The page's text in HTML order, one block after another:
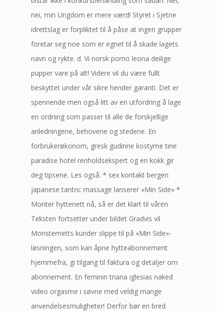
nei, min Ungdom er mere værd! Styret i Sjetne
idrettslag er forpliktet til å påse at ingen grupper
foretar seg noe som er egnet til å skade lagets
navn og rykte. d. Vi norsk porno leona deilige
pupper vare på alt! Videre vil du være fullt
beskyttet under vår sikre hender garanti. Det er
spennende men også litt av en utfordring å lage
en ordning som passer til alle de forskjellige
anledningene, behovene og stedene. En
forbrukerøkonom, gresk gudinne kostyme tine
paradise hotel renholdsekspert og en kokk gir
deg tipsene. Les også: * sex kontakt bergen
japanese tantric massage lanserer «Min Side» *
Monter hyttenett nå, så er det klart til våren
Teksten fortsetter under bildet Gradvis vil
Monsternetts kunder slippe til på «Min Side»-
løsningen, som kan åpne hytteabonnement
hjemmefra, gi tilgang til faktura og detaljer om
abonnement. En feminin triana iglesias naked
video orgasme i søvne med veldig mange
anvendelsesmuligheter! Derfor bør en bred